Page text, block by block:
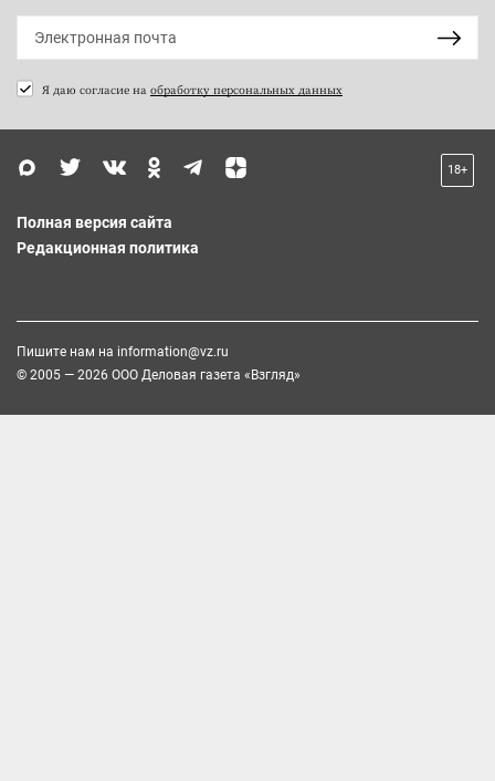
Я даю согласие на обработку персональных данных
18+
Полная версия сайта
Редакционная политика
Пишите нам на information@vz.ru
© 2005 — 2026 ООО Деловая газета «Взгляд»